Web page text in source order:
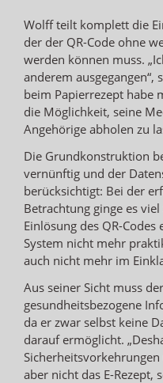
Wolff teilt komplett die
der der QR-Code ohne
werden können muss.
anderem ausgegangen“,
beim Papierrezept habe
die Möglichkeit, seine
Angehörige abholen zu
Die Grundkonstruktion
vernünftig und der
berücksichtigt: Bei der
Betrachtung ginge es
Einlösung des QR-
System nicht mehr
auch nicht mehr im
Aus seiner Sicht muss
gesundheitsbezogene
da er zwar selbst keine
darauf ermöglicht.
aber nicht das E-Rezept,